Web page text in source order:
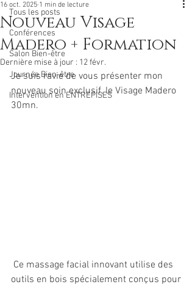
Tous les posts
Conférences
Salon Bien-être
Journée Bien-être
Intervention en ENTREPISES
Nouveau Visage
Madero + Formation
16 oct. 2025 1 min de lecture
Dernière mise à jour : 12 févr.
Je suis ravie de vous présenter mon
nouveau soin exclusif, le Visage Madero
30mn.
outils en bois spécialement conçus pour